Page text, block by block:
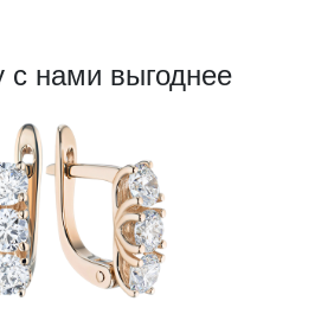
с нами выгоднее